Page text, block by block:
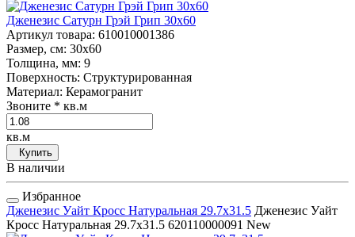
Дженезис Сатурн Грэй Грип 30x60
Артикул товара: 610010001386
Размер, см: 30x60
Толщина, мм: 9
Поверхность: Структурированная
Материал: Керамогранит
Звоните * кв.м
кв.м
Купить
В наличии
Избранное
Дженезис Уайт Кросс Натуральная 29.7x31.5 Дженезис Уайт
Кросс Натуральная 29.7x31.5 620110000091 New